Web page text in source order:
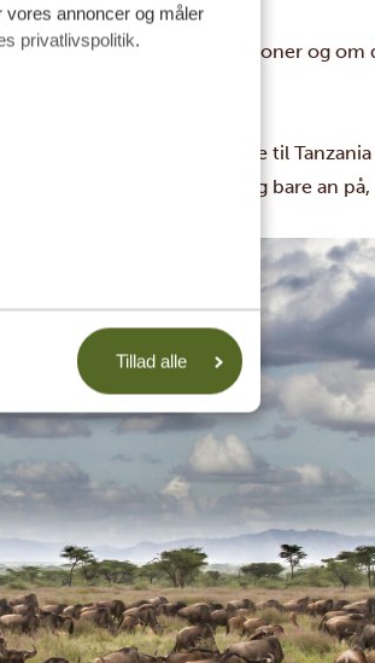
annoncer og måler
privatlivspolitik.
Tillad alle
visumsamt krav til vaccinationer og om
de bedste måneder at rejse til Tanzania
Det kommer egentlig bare an på,